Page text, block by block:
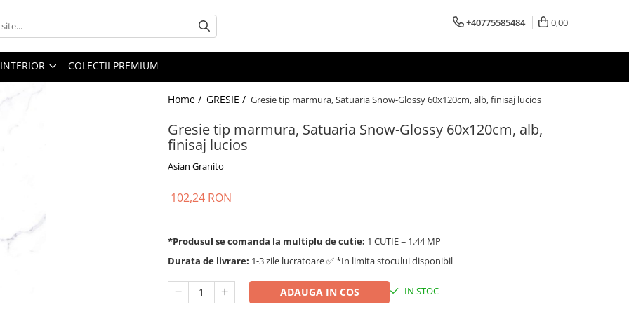
+40775585484 0,00
COLECTII PREMIUM
Home / GRESIE / Gresie tip marmura, Satuaria Snow-Glossy 60x120cm, alb, finisaj lucios
Gresie tip marmura, Satuaria Snow-Glossy 60x120cm, alb,
finisaj lucios
Asian Granito
102,24 RON
*Produsul se comanda la multiplu de cutie: 1 CUTIE = 1.44 MP
Durata de livrare: 1-3 zile lucratoare ✅ *In limita stocului disponibil
ADAUGA IN COS IN STOC